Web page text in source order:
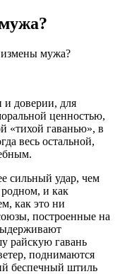
мужа?
и доверии, для
ценностью,
«тихой гаванью», в
весь остальной,
сильный удар, чем
родном, и как
как это ни
построенные на
райскую гавань
поднимаются
беспечный штиль